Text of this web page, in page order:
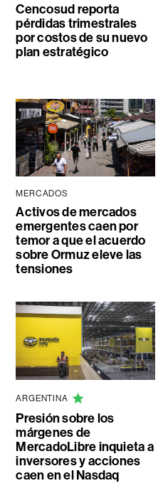
Cencosud reporta
pérdidas trimestrales
por costos de su nuevo
plan estratégico
MERCADOS
Activos de mercados
emergentes caen por
temor a que el acuerdo
sobre Ormuz eleve las
tensiones
ARGENTINA
Presión sobre los
márgenes de
MercadoLibre inquieta a
inversores y acciones
caen en el Nasdaq